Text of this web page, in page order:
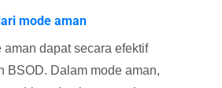
mode aman
aman dapat secara efektif
BSOD. Dalam mode aman,